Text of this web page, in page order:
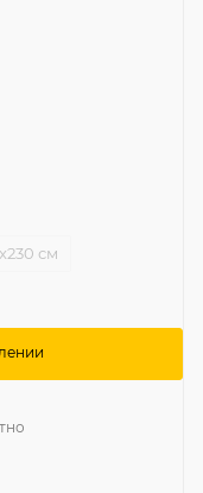
см